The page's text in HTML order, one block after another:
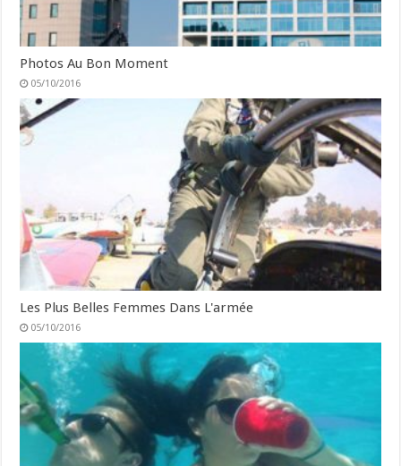
Photos Au Bon Moment
05/10/2016
Les Plus Belles Femmes Dans L'armée
05/10/2016